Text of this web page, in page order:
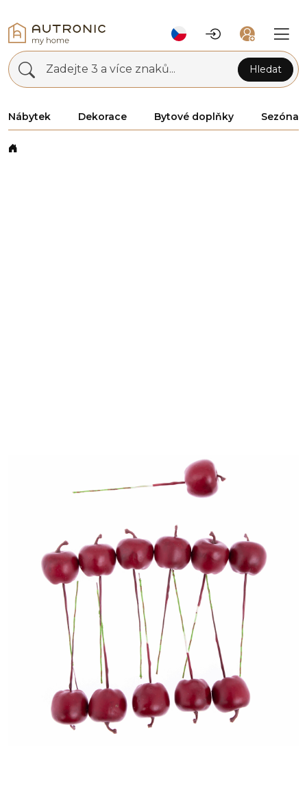
Zadejte 3 a více znaků... Hledat
Nábytek Dekorace Bytové doplňky Sezóna